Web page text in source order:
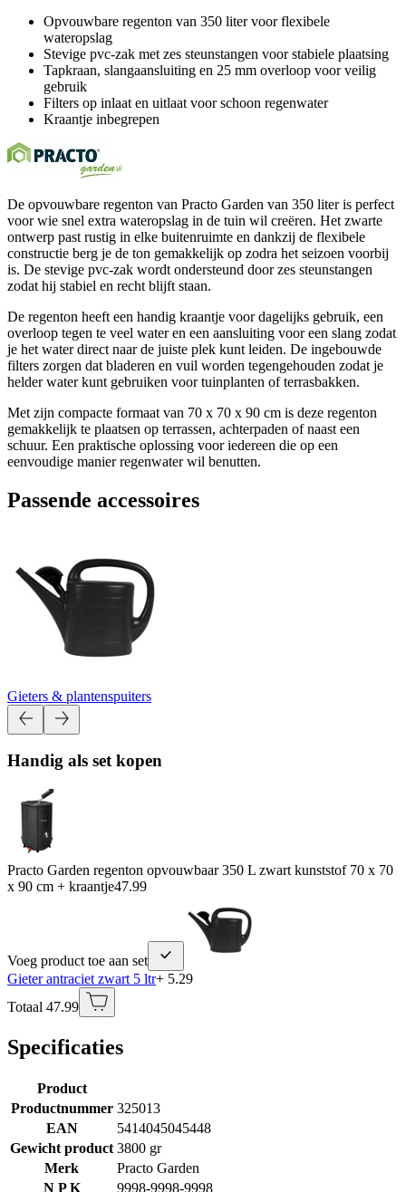
Opvouwbare regenton van 350 liter voor flexibele
wateropslag
Stevige pvc-zak met zes steunstangen voor stabiele plaatsing
Tapkraan, slangaansluiting en 25 mm overloop voor veilig
gebruik
Filters op inlaat en uitlaat voor schoon regenwater
Kraantje inbegrepen
De opvouwbare regenton van Practo Garden van 350 liter is perfect
voor wie snel extra wateropslag in de tuin wil creëren. Het zwarte
ontwerp past rustig in elke buitenruimte en dankzij de flexibele
constructie berg je de ton gemakkelijk op zodra het seizoen voorbij
is. De stevige pvc-zak wordt ondersteund door zes steunstangen
zodat hij stabiel en recht blijft staan.
De regenton heeft een handig kraantje voor dagelijks gebruik, een
overloop tegen te veel water en een aansluiting voor een slang zodat
je het water direct naar de juiste plek kunt leiden. De ingebouwde
filters zorgen dat bladeren en vuil worden tegengehouden zodat je
helder water kunt gebruiken voor tuinplanten of terrasbakken.
Met zijn compacte formaat van 70 x 70 x 90 cm is deze regenton
gemakkelijk te plaatsen op terrassen, achterpaden of naast een
schuur. Een praktische oplossing voor iedereen die op een
eenvoudige manier regenwater wil benutten.
Passende accessoires
Gieters & plantenspuiters
Handig als set kopen
Practo Garden regenton opvouwbaar 350 L zwart kunststof 70 x 70
x 90 cm + kraantje47.99
Voeg product toe aan set
Gieter antraciet zwart 5 ltr+ 5.29
Totaal 47.99
Specificaties
Product
Productnummer 325013
EAN
5414045045448
Gewicht product 3800 gr
Merk
Practo Garden
N P K
9998-9998-9998